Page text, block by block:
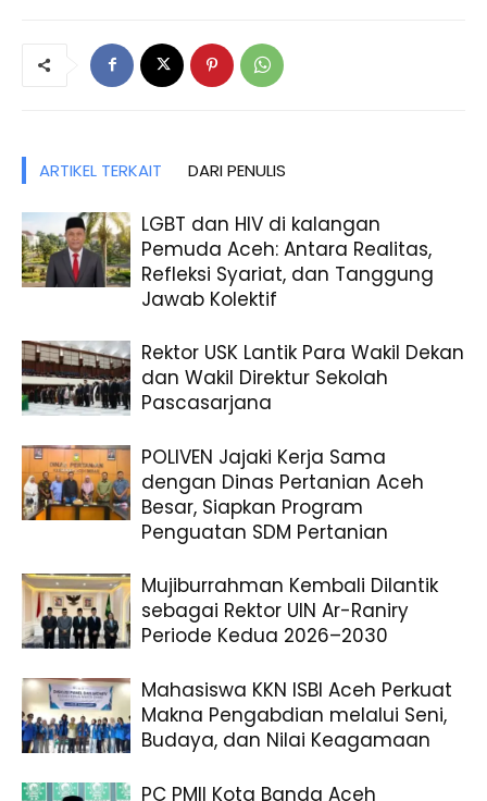
ARTIKEL TERKAIT DARI PENULIS
LGBT dan HIV di kalangan
Pemuda Aceh: Antara Realitas,
Refleksi Syariat, dan Tanggung
Jawab Kolektif
Rektor USK Lantik Para Wakil Dekan
dan Wakil Direktur Sekolah
Pascasarjana
POLIVEN Jajaki Kerja Sama
dengan Dinas Pertanian Aceh
Besar, Siapkan Program
Penguatan SDM Pertanian
Mujiburrahman Kembali Dilantik
sebagai Rektor UIN Ar-Raniry
Periode Kedua 2026–2030
Mahasiswa KKN ISBI Aceh Perkuat
Makna Pengabdian melalui Seni,
Budaya, dan Nilai Keagamaan
PC PMII Kota Banda Aceh